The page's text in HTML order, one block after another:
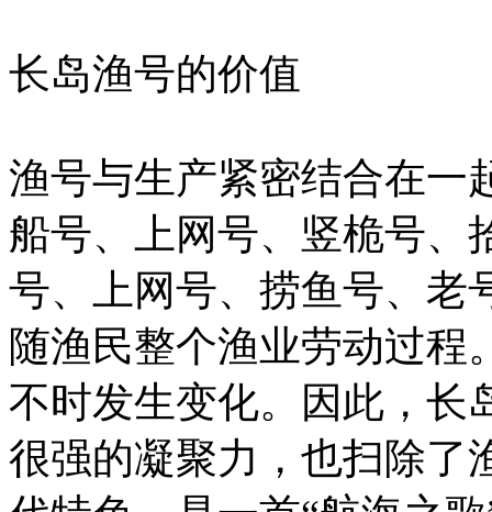
长岛渔号的价值
渔号与生产紧密结合在一
船号、上网号、竖桅号、
号、上网号、捞鱼号、老
随渔民整个渔业劳动过程
不时发生变化。因此，长
很强的凝聚力，也扫除了